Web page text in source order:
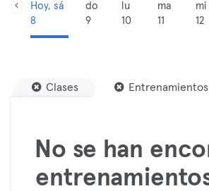
Hoy, sá
8
do
9
lu
10
ma
11
mi
12
Clases
No se han